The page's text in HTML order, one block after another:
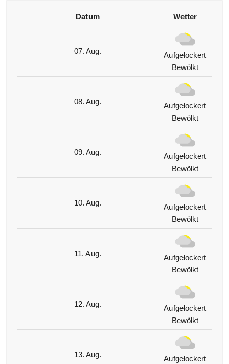
Datum Wetter
07. Aug.
Aufgelockert
Bewölkt
08. Aug.
Aufgelockert
Bewölkt
09. Aug.
Aufgelockert
Bewölkt
10. Aug.
Aufgelockert
Bewölkt
11. Aug.
Aufgelockert
Bewölkt
12. Aug.
Aufgelockert
Bewölkt
13. Aug.
Aufgelockert